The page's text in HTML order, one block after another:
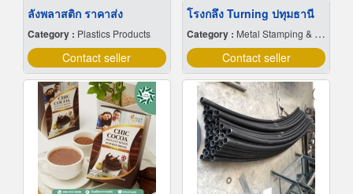
ลังพลาสติก ราคาส่ง
Category : Plastics Products
Contact seller
โรงกลึง Turning ปทุมธานี
Category : Metal Stamping & Cutting
Contact seller